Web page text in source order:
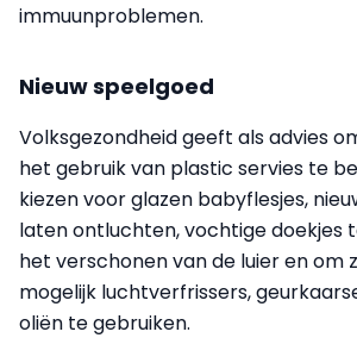
immuunproblemen.
Nieuw speelgoed
Volksgezondheid geeft als advies
het gebruik van plastic servies te
kiezen voor glazen babyflesjes,
laten ontluchten, vochtige doekjes
het verschonen van de luier en om
mogelijk luchtverfrissers,
oliën te gebruiken.